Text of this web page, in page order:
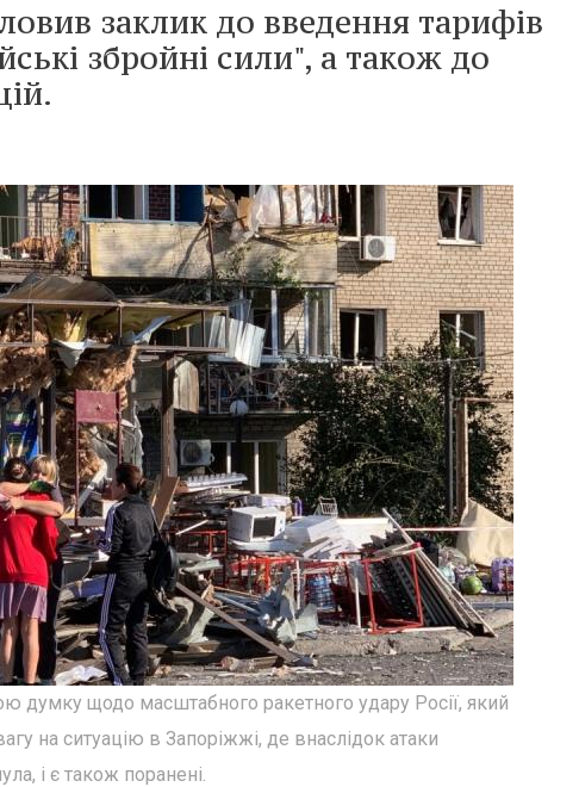
заклик до введення тарифів
збройні сили", а також до
щодо масштабного ракетного удару Росії, який
на ситуацію в Запоріжжі, де внаслідок атаки
і є також поранені.